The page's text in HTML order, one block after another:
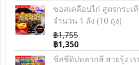
ซอสเคลือบไก่ สูตรกระเ
จำนวน 1 ลัง (10 ถุง)
฿1,755
฿1,350
ชีสซี่ดิปหลากสี สายรุ้ง เ